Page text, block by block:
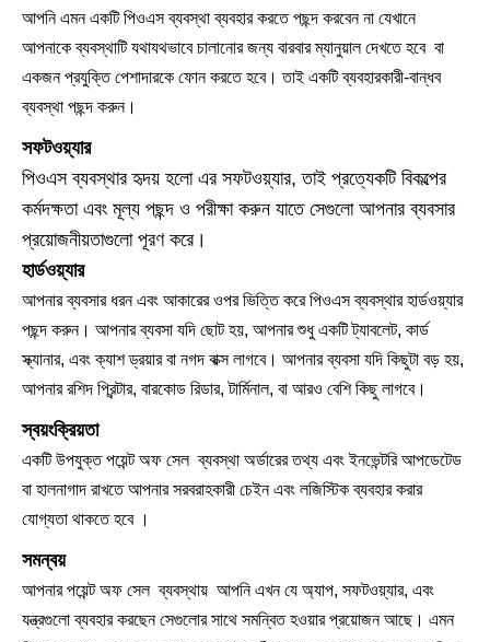
আপনি এমন একটি পিওএস ব্যবস্থা ব্যবহার করতে পছন্দ করবেন না যেখানে
আপনাকে ব্যবস্থাটি যথাযথভাবে চালানোর জন্য বারবার ম্যানুয়াল দেখতে হবে বা
একজন প্রযুক্তি পেশাদারকে ফোন করতে হবে। তাই একটি ব্যবহারকারী-বান্ধব
ব্যবস্থা পছন্দ করুন।
সফটওয়্যার
পিওএস ব্যবস্থার হৃদয় হলো এর সফটওয়্যার, তাই প্রত্যেকটি বিকল্পের
কর্মদক্ষতা এবং মূল্য পছন্দ ও পরীক্ষা করুন যাতে সেগুলো আপনার ব্যবসার
প্রয়োজনীয়তাগুলো পূরণ করে।
হার্ডওয়্যার
আপনার ব্যবসার ধরন এবং আকারের ওপর ভিত্তি করে পিওএস ব্যবস্থার হার্ডওয়্যার
পছন্দ করুন। আপনার ব্যবসা যদি ছোট হয়, আপনার শুধু একটি ট্যাবলেট, কার্ড
স্ক্যানার, এবং ক্যাশ ড্রয়ার বা নগদ বাক্স লাগবে। আপনার ব্যবসা যদি কিছুটা বড় হয়,
আপনার রশিদ প্রিন্টার, বারকোড রিডার, টার্মিনাল, বা আরও বেশি কিছু লাগবে।
স্বয়ংক্রিয়তা
একটি উপযুক্ত পয়েন্ট অফ সেল ব্যবস্থা অর্ডারের তথ্য এবং ইনভেন্টরি আপডেটেড
বা হালনাগাদ রাখতে আপনার সরবরাহকারী চেইন এবং লজিস্টিক ব্যবহার করার
যোগ্যতা থাকতে হবে ।
সমন্বয়
আপনার পয়েন্ট অফ সেল ব্যবস্থায় আপনি এখন যে অ্যাপ, সফটওয়্যার, এবং
যন্ত্রগুলো ব্যবহার করছেন সেগুলোর সাথে সমন্বিত হওয়ার প্রয়োজন আছে। এমন